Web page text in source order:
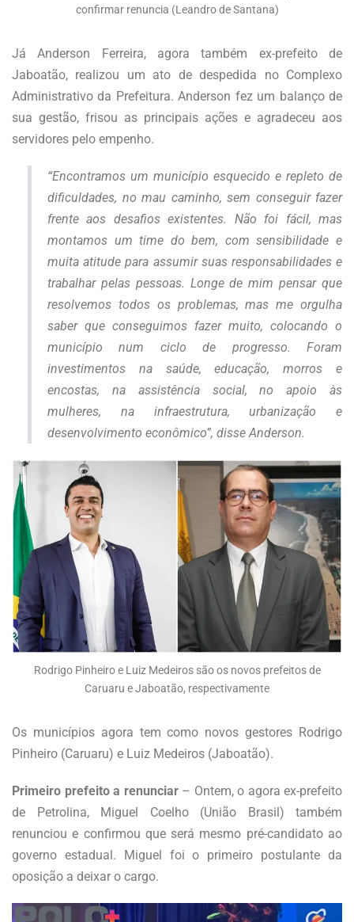
confirmar renuncia (Leandro de Santana)
Já Anderson Ferreira, agora também ex-prefeito de
Jaboatão, realizou um ato de despedida no Complexo
Administrativo da Prefeitura. Anderson fez um balanço de
sua gestão, frisou as principais ações e agradeceu aos
servidores pelo empenho.
“Encontramos um município esquecido e repleto de
dificuldades, no mau caminho, sem conseguir fazer
frente aos desafios existentes. Não foi fácil, mas
montamos um time do bem, com sensibilidade e
muita atitude para assumir suas responsabilidades e
trabalhar pelas pessoas. Longe de mim pensar que
resolvemos todos os problemas, mas me orgulha
saber que conseguimos fazer muito, colocando o
município num ciclo de progresso. Foram
investimentos na saúde, educação, morros e
encostas, na assistência social, no apoio às
mulheres, na infraestrutura, urbanização e
desenvolvimento econômico”, disse Anderson.
Rodrigo Pinheiro e Luiz Medeiros são os novos prefeitos de
Caruaru e Jaboatão, respectivamente
Os municípios agora tem como novos gestores Rodrigo
Pinheiro (Caruaru) e Luiz Medeiros (Jaboatão).
Primeiro prefeito a renunciar– Ontem, o agora ex-prefeito
de Petrolina, Miguel Coelho (União Brasil) também
renunciou e confirmou que será mesmo pré-candidato ao
governo estadual. Miguel foi o primeiro postulante da
oposição a deixar o cargo.